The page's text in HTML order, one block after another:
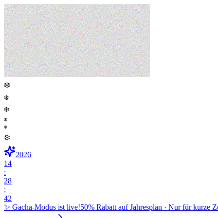
❄️
❄️
❄️
❄️
❄️
❄️
2026
14
:
28
:
41
✨ Gacha-Modus ist live!50% Rabatt auf Jahresplan · Nur für kurze